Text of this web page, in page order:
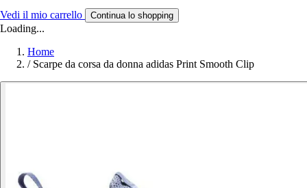
Vedi il mio carrello Continua lo shopping
Loading...
Home
/ Scarpe da corsa da donna adidas Print Smooth Clip